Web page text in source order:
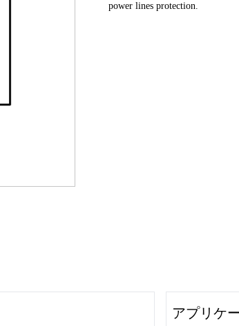
power lines protection.
アプリケ